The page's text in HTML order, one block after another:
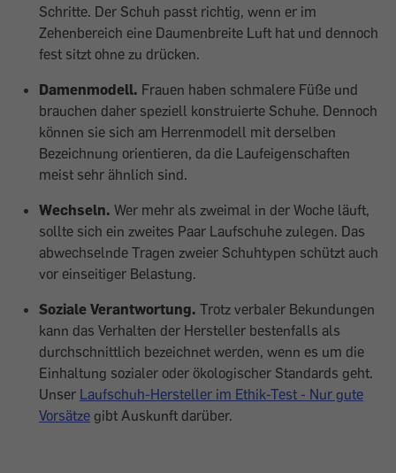
Schritte. Der Schuh passt richtig, wenn er im
Zehenbereich eine Daumenbreite Luft hat und dennoch
fest sitzt ohne zu drücken.
Damenmodell. Frauen haben schmalere Füße und
brauchen daher speziell konstruierte Schuhe. Dennoch
können sie sich am Herrenmodell mit derselben
Bezeichnung orientieren, da die Lauf­eigenschaften
meist sehr ähnlich sind.
Wechseln. Wer mehr als zweimal in der Woche läuft,
sollte sich ein zweites Paar Laufschuhe zulegen. Das
abwechselnde Tragen zweier Schuhtypen schützt auch
vor einseitiger Belastung.
Soziale ­Verantwortung. Trotz verbaler Bekundungen
kann das Verhalten der Hersteller bestenfalls als
durchschnittlich bezeichnet werden, wenn es um die
Ein­haltung ­sozialer oder öko­logischer Standards geht.
Unser Laufschuh-Hersteller im Ethik-Test - Nur gute
Vorsätze gibt Auskunft darüber.